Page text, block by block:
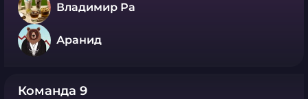
Владимир Ра
Аранид
Команда 9